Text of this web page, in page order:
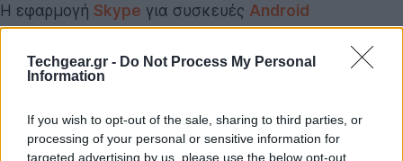
Techgear.gr - Do Not Process My Personal
Information
If you wish to opt-out of the sale, sharing to third parties, or
processing of your personal or sensitive information for
targeted advertising by us, please use the below opt-out
Η εφαρμογή Skype για συσκευές Android
αναβαθμίζεται και πλέον υποστηρίζει την
πραγματοποίηση video κλήσεων μεταξύ συσκευών
Android, Android με
δυνατότητα αποστολής γραπτών μηνυμάτων (SMS)
σε οποιοδήποτε μέρος του κόσμου με τις γνωστές